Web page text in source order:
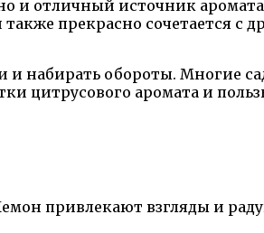
и отличный источник
прекрасно сочетается с
набирать обороты. Многие
цитрусового аромата и
привлекают взгляды и